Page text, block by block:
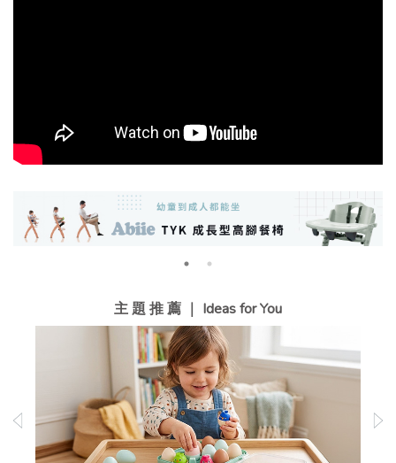
主 題 推 薦 ｜ Ideas for You